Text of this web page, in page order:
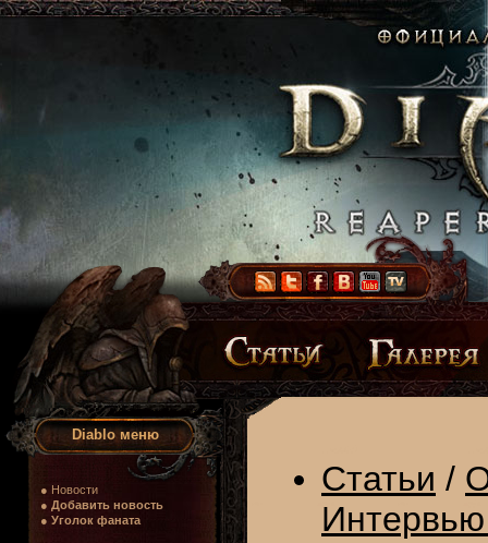
Diablo меню
● Новости
● Добавить новость
● Уголок фаната
Статьи /